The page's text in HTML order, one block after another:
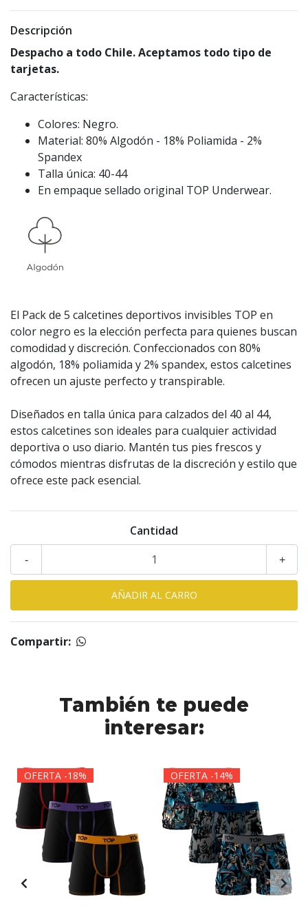
Descripción
Despacho a todo Chile. Aceptamos todo tipo de
tarjetas.
Características:
Colores: Negro.
Material: 80% Algodón - 18% Poliamida - 2%
Spandex
Talla única: 40-44
En empaque sellado original TOP Underwear.
El Pack de 5 calcetines deportivos invisibles TOP en
color negro es la elección perfecta para quienes buscan
comodidad y discreción. Confeccionados con 80%
algodón, 18% poliamida y 2% spandex, estos calcetines
ofrecen un ajuste perfecto y transpirable.
Diseñados en talla única para calzados del 40 al 44,
estos calcetines son ideales para cualquier actividad
deportiva o uso diario. Mantén tus pies frescos y
cómodos mientras disfrutas de la discreción y estilo que
ofrece este pack esencial.
Cantidad
+
-
Compartir:
También te puede
interesar:
OFERTA -18% OFERTA -14%